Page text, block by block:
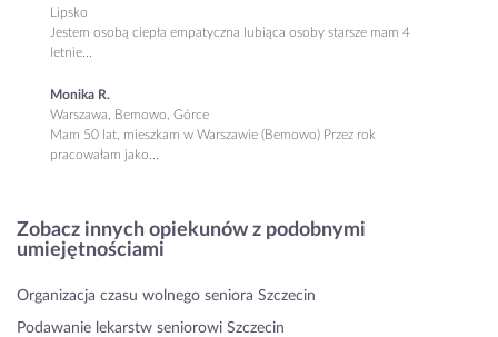
Lipsko
Jestem osobą ciepła empatyczna lubiąca osoby starsze mam 4
letnie...
Monika R.
Warszawa, Bemowo, Górce
Mam 50 lat, mieszkam w Warszawie (Bemowo) Przez rok
pracowałam jako...
Zobacz innych opiekunów z podobnymi
umiejętnościami
Organizacja czasu wolnego seniora Szczecin
Podawanie lekarstw seniorowi Szczecin